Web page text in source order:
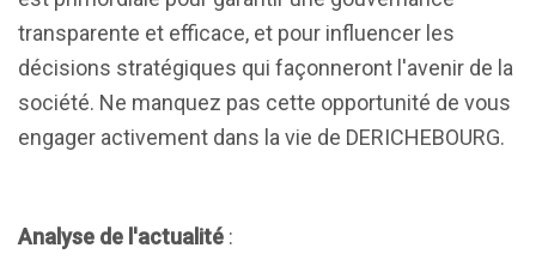
transparente et efficace, et pour influencer les
décisions stratégiques qui façonneront l'avenir de la
société. Ne manquez pas cette opportunité de vous
engager activement dans la vie de DERICHEBOURG.
Analyse de l'actualité :